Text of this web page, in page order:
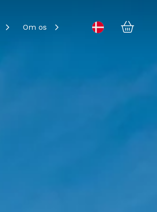
Om os Change language
Kurv